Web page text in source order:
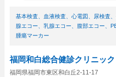
基本検査、 血液検査、 心電図 尿検査、
腺エコー
乳腺エコー 腹部エコー
腫瘍マーカー
福岡和白総合健診クリニック
福岡県福岡市東区和白丘2-11-17